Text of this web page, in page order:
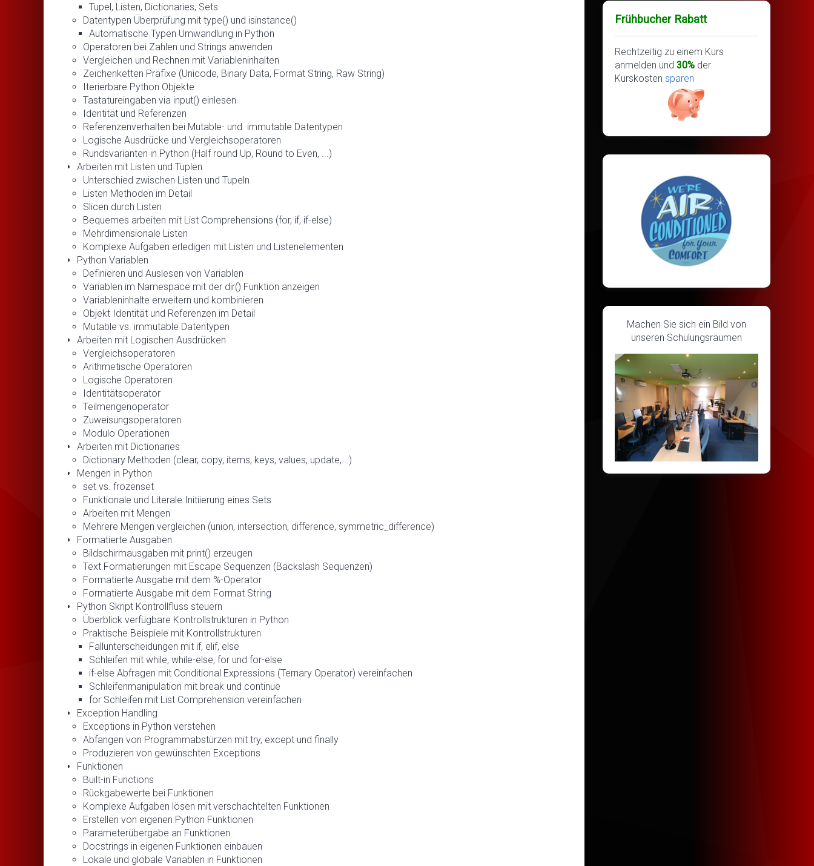
Tupel, Listen, Dictionaries, Sets
Datentypen Überprüfung mit type() und isinstance()
Automatische Typen Umwandlung in Python
Operatoren bei Zahlen und Strings anwenden
Vergleichen und Rechnen mit Variableninhalten
Zeichenketten Präfixe (Unicode, Binary Data, Format String, Raw String)
Iterierbare Python Objekte
Tastatureingaben via input() einlesen
Identität und Referenzen
Referenzenverhalten bei Mutable- und immutable Datentypen
Logische Ausdrücke und Vergleichsoperatoren
Rundsvarianten in Python (Half round Up, Round to Even, ...)
Arbeiten mit Listen und Tuplen
Unterschied zwischen Listen und Tupeln
Listen Methoden im Detail
Slicen durch Listen
Bequemes arbeiten mit List Comprehensions (for, if, if-else)
Mehrdimensionale Listen
Komplexe Aufgaben erledigen mit Listen und Listenelementen
Python Variablen
Definieren und Auslesen von Variablen
Variablen im Namespace mit der dir() Funktion anzeigen
Variableninhalte erweitern und kombinieren
Objekt Identität und Referenzen im Detail
Mutable vs. immutable Datentypen
Arbeiten mit Logischen Ausdrücken
Vergleichsoperatoren
Arithmetische Operatoren
Logische Operatoren
Identitätsoperator
Teilmengenoperator
Zuweisungsoperatoren
Modulo Operationen
Arbeiten mit Dictionaries
Dictionary Methoden (clear, copy, items, keys, values, update,...)
Mengen in Python
set vs. frozenset
Funktionale und Literale Initiierung eines Sets
Arbeiten mit Mengen
Mehrere Mengen vergleichen (union, intersection, difference, symmetric_difference)
Formatierte Ausgaben
Bildschirmausgaben mit print() erzeugen
Text Formatierungen mit Escape Sequenzen (Backslash Sequenzen)
Formatierte Ausgabe mit dem %-Operator
Formatierte Ausgabe mit dem Format String
Python Skript Kontrollfluss steuern
Überblick verfügbare Kontrollstrukturen in Python
Praktische Beispiele mit Kontrollstrukturen
Fallunterscheidungen mit if, elif, else
Schleifen mit while, while-else, for und for-else
if-else Abfragen mit Conditional Expressions (Ternary Operator) vereinfachen
Schleifenmanipulation mit break und continue
for Schleifen mit List Comprehension vereinfachen
Exception Handling
Exceptions in Python verstehen
Abfangen von Programmabstürzen mit try, except und finally
Produzieren von gewünschten Exceptions
Funktionen
Built-in Functions
Rückgabewerte bei Funktionen
Komplexe Aufgaben lösen mit verschachtelten Funktionen
Erstellen von eigenen Python Funktionen
Parameterübergabe an Funktionen
Docstrings in eigenen Funktionen einbauen
Lokale und globale Variablen in Funktionen
Frühbucher Rabatt
Rechtzeitig zu einem Kurs
anmelden und 30%der
Kurskosten sparen
Machen Sie sich ein Bild von
unseren Schulungsräumen